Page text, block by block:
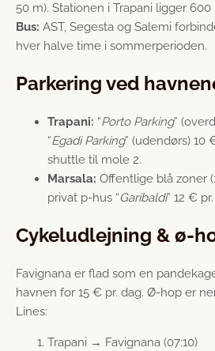
50 m). Stationen i Trapani ligger 600
Bus: AST, Segesta og Salemi
hver halve time i sommerperioden.
Parkering ved
Trapani: “Porto Parking”
“Egadi Parking” (udendørs) 10
shuttle til mole 2.
Marsala: Offentlige blå zoner
privat p-hus “Garibaldi” 12 €
Cykeludlejning & ø-
Favignana er flad som en
havnen for 15 € pr. dag. Ø-hop er
Lines:
Trapani → Favignana (07:10)